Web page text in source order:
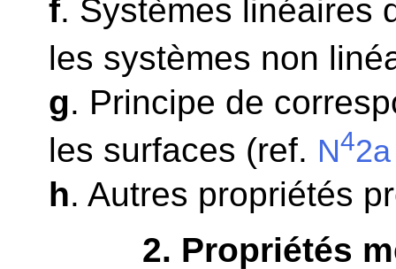
f. Systèmes linéaires
les systèmes non
g. Principe de
les surfaces (ref. N42a
h. Autres propriétés
2. Propriétés